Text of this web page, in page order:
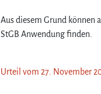
Aus diesem Grund können
StGB Anwendung finden.
Urteil vom 27. November